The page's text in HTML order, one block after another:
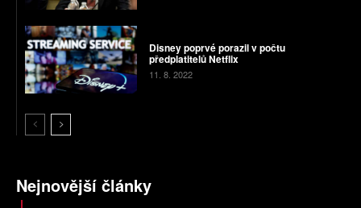
Disney poprvé porazil v počtu
předplatitelů Netflix
11. 8. 2022
Nejnovější články